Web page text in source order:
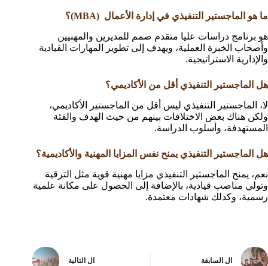
ما هو الماجستير التنفيذي في إدارة الأعمال (MBA)؟
هو برنامج دراسات عليا متقدم صمم للمديرين والمهنيين
وأصحاب الخبرة العملية، ويهدف إلى تطوير المهارات القيادية
والإدارية الاستراتيجية.
هل الماجستير التنفيذي أقل من الأكاديمي؟
لا، الماجستير التنفيذي ليس أقل من الماجستير الأكاديمي،
ولكن هناك بعض الاختلافات بينهم من حيث الهدف والفئة
المستهدفة، وأسلوب الدراسة.
هل الماجستير التنفيذي يمنح نفس المزايا المهنية والأكاديمية؟
نعم، يمنح الماجستير التنفيذي مزايا مهنية قوية مثل الترقية
وتولي مناصب قيادية، بالإضافة إلى الحصول على مكانة علمية
رسمية، وكذلك شهادات معتمدة.
ال السابقة ال التالية